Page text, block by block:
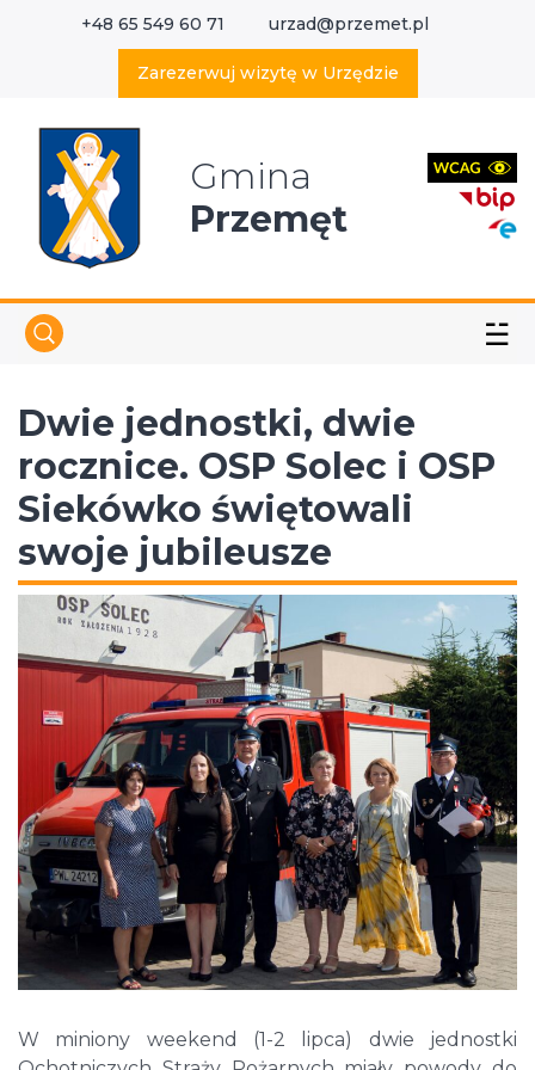
+48 65 549 60 71 urzad@przemet.pl
Zarezerwuj wizytę w Urzędzie
Gmina
Przemęt
☱
Dwie jednostki, dwie
rocznice. OSP Solec i OSP
Siekówko świętowali
swoje jubileusze
W miniony weekend (1-2 lipca) dwie jednostki
Wyszukaj w serwisie